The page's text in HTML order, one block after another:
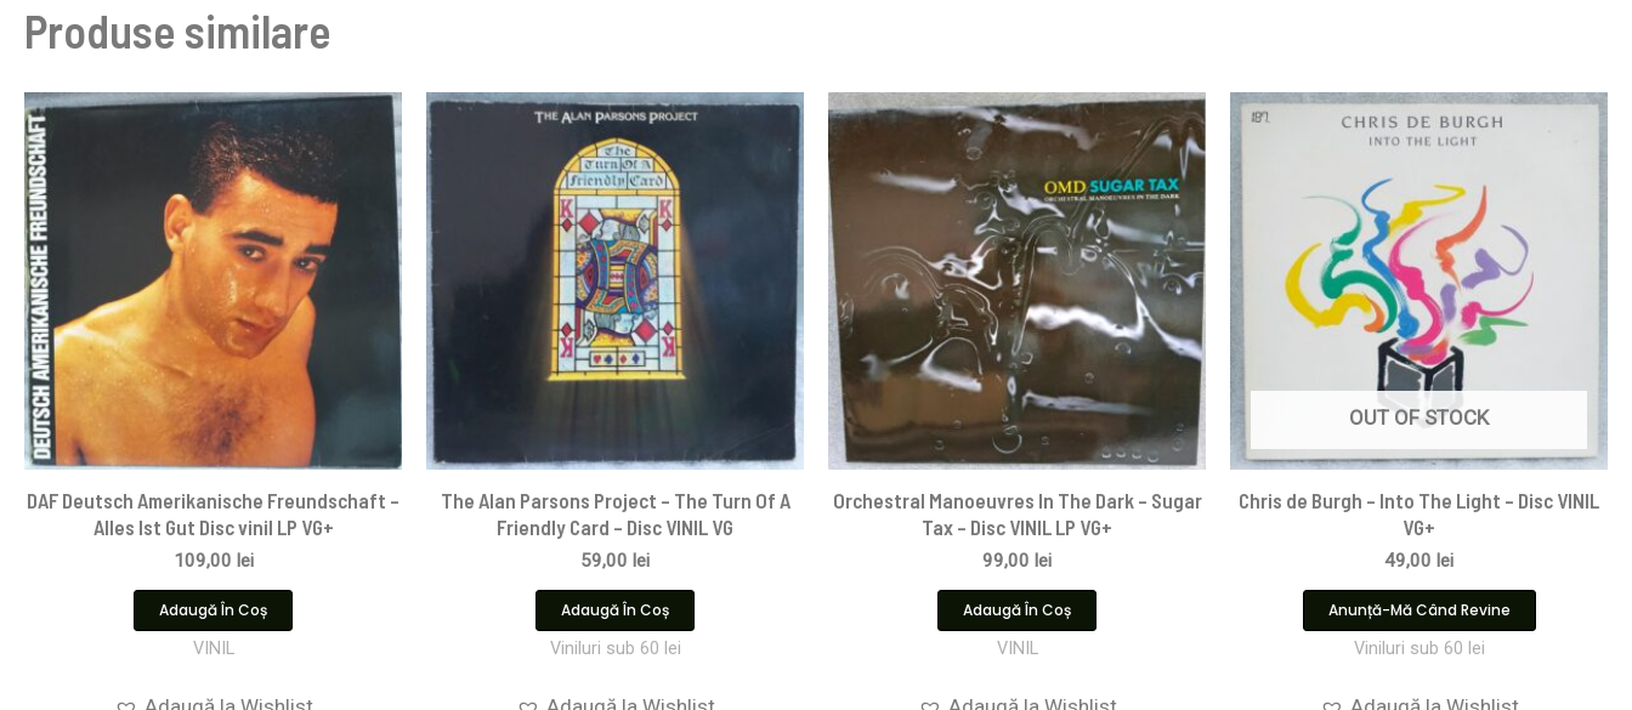
Produse similare
DAF Deutsch Amerikanische Freundschaft –
Alles Ist Gut Disc vinil LP VG+
109,00 lei
Adaugă În Coș
VINIL
The Alan Parsons Project – The Turn Of A
Friendly Card – Disc VINIL VG
59,00 lei
Adaugă În Coș
Viniluri sub 60 lei
Orchestral Manoeuvres In The Dark – Sugar
Tax – Disc VINIL LP VG+
99,00 lei
Adaugă În Coș
VINIL
OUT OF STOCK
Chris de Burgh – Into The Light – Disc VINIL
VG+
49,00 lei
Anunță-Mă Când Revine
Viniluri sub 60 lei